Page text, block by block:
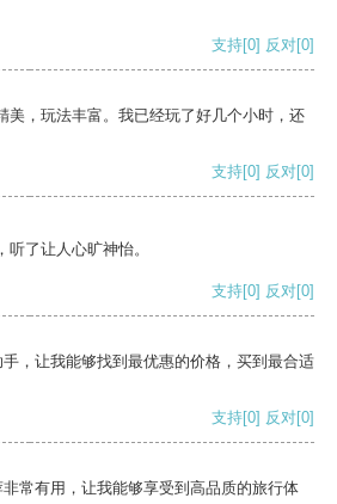
支持[0] 反对[0]
美，玩法丰富。我已经玩了好几个小时，还
支持[0] 反对[0]
了让人心旷神怡。
支持[0] 反对[0]
，让我能够找到最优惠的价格，买到最合适
支持[0] 反对[0]
常有用，让我能够享受到高品质的旅行体